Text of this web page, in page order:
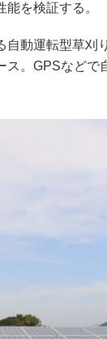
能を検証する。
自動運転型草刈
ス。GPSなどで